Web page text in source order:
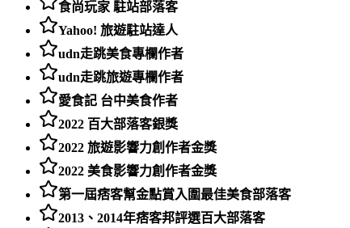
食尚玩家 駐站部落客
Yahoo! 旅遊駐站達人
udn走跳美食專欄作者
udn走跳旅遊專欄作者
愛食記 台中美食作者
2022 百大部落客銀獎
2022 旅遊影響力創作者金獎
2022 美食影響力創作者金獎
第一屆痞客幫金點賞入圍最佳美食部落客
2013、2014年痞客邦評選百大部落客